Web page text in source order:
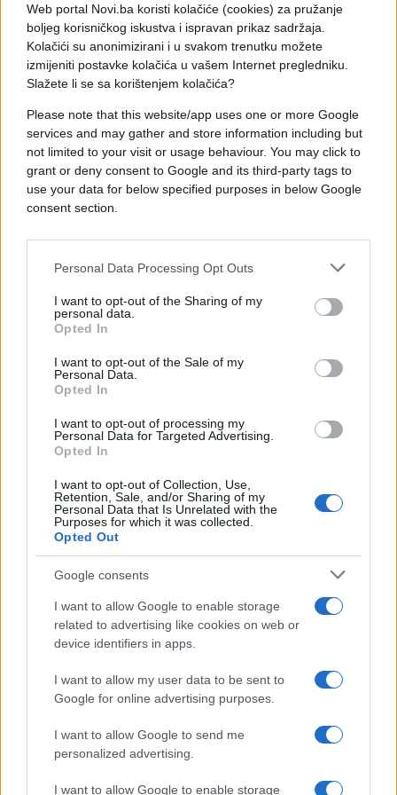
Web portal Novi.ba koristi kolačiće (cookies) za pružanje
boljeg korisničkog iskustva i ispravan prikaz sadržaja.
Kolačići su anonimizirani i u svakom trenutku možete
izmijeniti postavke kolačića u vašem Internet pregledniku.
Slažete li se sa korištenjem kolačića?
Please note that this website/app uses one or more Google
services and may gather and store information including but
not limited to your visit or usage behaviour. You may click to
grant or deny consent to Google and its third-party tags to
use your data for below specified purposes in below Google
consent section.
Personal Data Processing Opt Outs
I want to opt-out of the Sharing of my
personal data.
Opted In
I want to opt-out of the Sale of my
Personal Data.
Opted In
I want to opt-out of processing my
Personal Data for Targeted Advertising.
Opted In
I want to opt-out of Collection, Use,
Retention, Sale, and/or Sharing of my
Personal Data that Is Unrelated with the
Purposes for which it was collected.
Opted Out
Google consents
I want to allow Google to enable storage
related to advertising like cookies on web or
device identifiers in apps.
I want to allow my user data to be sent to
Google for online advertising purposes.
I want to allow Google to send me
personalized advertising.
I want to allow Google to enable storage
vozilo prije nego što klima preuzme glavni posao.
Stručnjaci upozoravaju i na osnovne greške, poput
ostavljanja zapaljivih predmeta u automobilu ili
izlaganja vozila direktnom suncu bez zaštite, što
dodatno pogoršava zagrijavanje unutrašnjosti.
#bitni trikovi #klima